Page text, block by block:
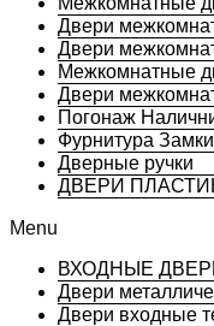
Двери
Двери
Межкомнатные
Двери
Погонаж
Фурнитура
Дверные ручки
ДВЕРИ
Menu
ВХОДНЫЕ
Двери
Двери входные